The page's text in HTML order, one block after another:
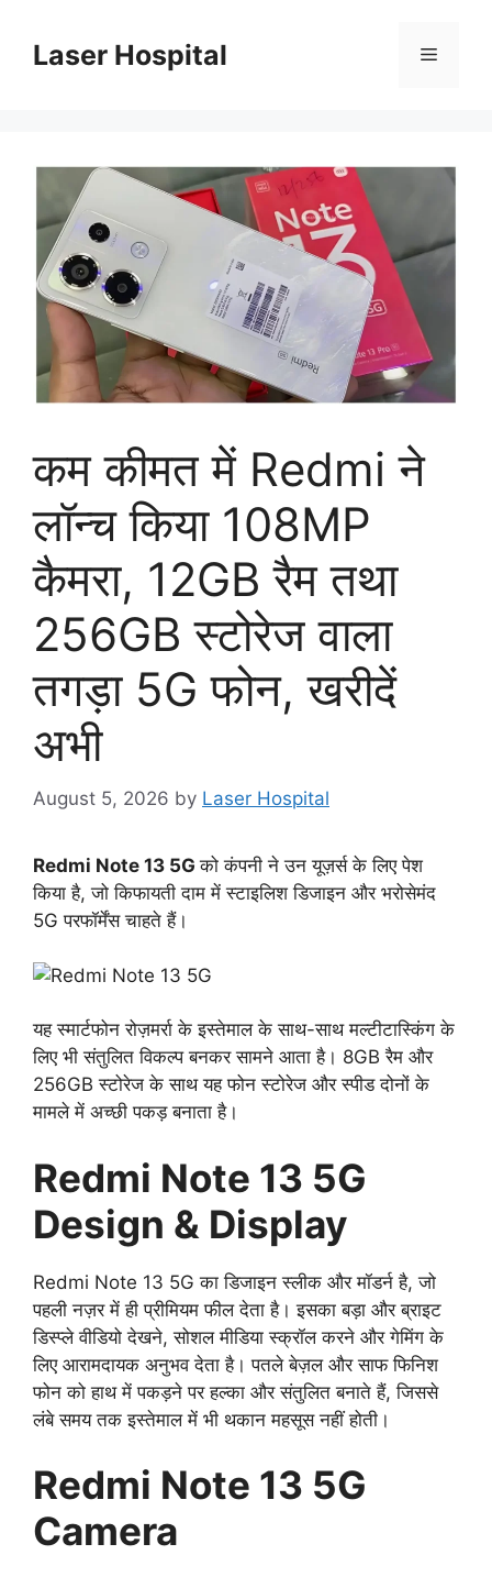
contentLaser Hospital Menu
कम कीमत में Redmi ने
लॉन्च किया 108MP
कैमरा, 12GB रैम तथा
256GB स्टोरेज वाला
तगड़ा 5G फोन, खरीदें
अभी
August 5, 2026 by Laser Hospital
Redmi Note 13 5Gको कंपनी ने उन यूज़र्स के लिए पेश
किया है, जो किफायती दाम में स्टाइलिश डिजाइन और भरोसेमंद
5G परफॉर्मेंस चाहते हैं।
यह स्मार्टफोन रोज़मर्रा के इस्तेमाल के साथ-साथ मल्टीटास्किंग के
लिए भी संतुलित विकल्प बनकर सामने आता है। 8GB रैम और
256GB स्टोरेज के साथ यह फोन स्टोरेज और स्पीड दोनों के
मामले में अच्छी पकड़ बनाता है।
Redmi Note 13 5G
Design & Display
Redmi Note 13 5G का डिजाइन स्लीक और मॉडर्न है, जो
पहली नज़र में ही प्रीमियम फील देता है। इसका बड़ा और ब्राइट
डिस्प्ले वीडियो देखने, सोशल मीडिया स्क्रॉल करने और गेमिंग के
लिए आरामदायक अनुभव देता है। पतले बेज़ल और साफ फिनिश
फोन को हाथ में पकड़ने पर हल्का और संतुलित बनाते हैं, जिससे
लंबे समय तक इस्तेमाल में भी थकान महसूस नहीं होती।
Redmi Note 13 5G
Camera